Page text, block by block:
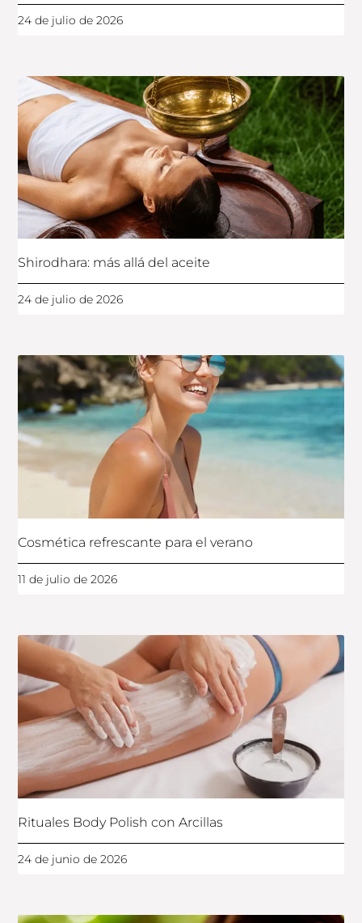
24 de julio de 2026
Shirodhara: más allá del aceite
24 de julio de 2026
Cosmética refrescante para el verano
11 de julio de 2026
Rituales Body Polish con Arcillas
24 de junio de 2026